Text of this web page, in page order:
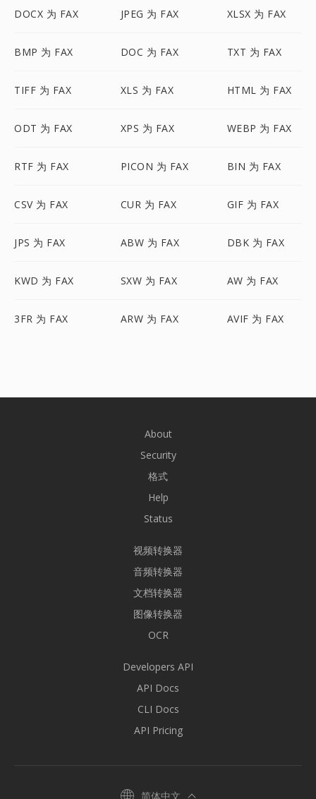
DOCX 为 FAX JPEG 为 FAX XLSX 为 FAX
BMP 为 FAX DOC 为 FAX TXT 为 FAX
TIFF 为 FAX XLS 为 FAX HTML 为 FAX
ODT 为 FAX XPS 为 FAX WEBP 为 FAX
RTF 为 FAX PICON 为 FAX BIN 为 FAX
CSV 为 FAX CUR 为 FAX GIF 为 FAX
JPS 为 FAX ABW 为 FAX DBK 为 FAX
KWD 为 FAX SXW 为 FAX AW 为 FAX
3FR 为 FAX ARW 为 FAX AVIF 为 FAX
About
Security
格式
Help
Status
视频转换器
音频转换器
文档转换器
图像转换器
OCR
Developers API
API Docs
CLI Docs
API Pricing
简体中文